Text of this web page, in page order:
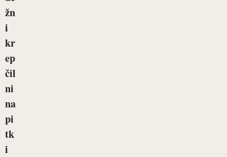
žn
i
kr
ep
čil
ni
na
pi
tk
i